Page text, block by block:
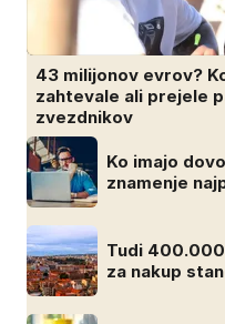
43 milijonov evrov?
zahtevale ali prejele
zvezdnikov
Ko imajo
znamenje
Tudi
za nakup